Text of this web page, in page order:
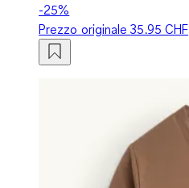
-25%
Prezzo originale35.95 CHF